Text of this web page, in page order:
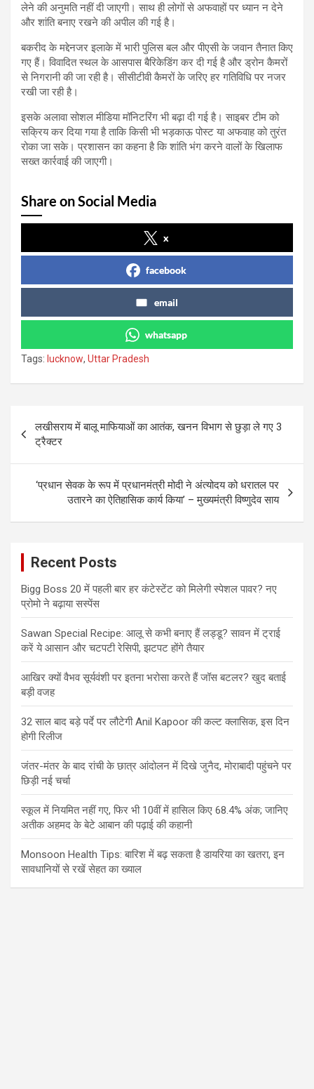
लेने की अनुमति नहीं दी जाएगी। साथ ही लोगों से अफवाहों पर ध्यान न देने
और शांति बनाए रखने की अपील की गई है।
बकरीद के मद्देनजर इलाके में भारी पुलिस बल और पीएसी के जवान तैनात किए
गए हैं। विवादित स्थल के आसपास बैरिकेडिंग कर दी गई है और ड्रोन कैमरों
से निगरानी की जा रही है। सीसीटीवी कैमरों के जरिए हर गतिविधि पर नजर
रखी जा रही है।
इसके अलावा सोशल मीडिया मॉनिटरिंग भी बढ़ा दी गई है। साइबर टीम को
सक्रिय कर दिया गया है ताकि किसी भी भड़काऊ पोस्ट या अफवाह को तुरंत
रोका जा सके। प्रशासन का कहना है कि शांति भंग करने वालों के खिलाफ
सख्त कार्रवाई की जाएगी।
Share on Social Media
x
facebook
email
whatsapp
Tags: lucknow, Uttar Pradesh
navigation
लखीसराय में बालू माफियाओं का आतंक, खनन विभाग से छुड़ा ले गए 3
ट्रैक्टर
‘प्रधान सेवक के रूप में प्रधानमंत्री मोदी ने अंत्योदय को धरातल पर
उतारने का ऐतिहासिक कार्य किया’ – मुख्यमंत्री विष्णुदेव साय
Recent Posts
Bigg Boss 20 में पहली बार हर कंटेस्टेंट को मिलेगी स्पेशल पावर? नए
प्रोमो ने बढ़ाया सस्पेंस
Sawan Special Recipe: आलू से कभी बनाए हैं लड्डू? सावन में ट्राई
करें ये आसान और चटपटी रेसिपी, झटपट होंगे तैयार
आखिर क्यों वैभव सूर्यवंशी पर इतना भरोसा करते हैं जॉस बटलर? खुद बताई
बड़ी वजह
32 साल बाद बड़े पर्दे पर लौटेगी Anil Kapoor की कल्ट क्लासिक, इस दिन
होगी रिलीज
जंतर-मंतर के बाद रांची के छात्र आंदोलन में दिखे जुनैद, मोराबादी पहुंचने पर
छिड़ी नई चर्चा
स्कूल में नियमित नहीं गए, फिर भी 10वीं में हासिल किए 68.4% अंक; जानिए
अतीक अहमद के बेटे आबान की पढ़ाई की कहानी
Monsoon Health Tips: बारिश में बढ़ सकता है डायरिया का खतरा, इन
सावधानियों से रखें सेहत का ख्याल